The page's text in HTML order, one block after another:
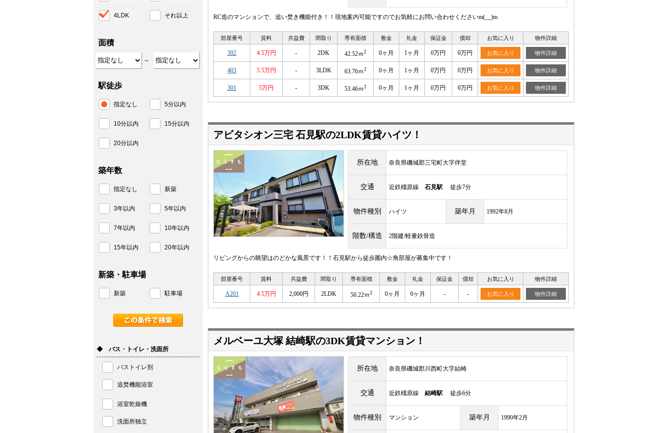
RC造のマンションで、追い焚き機能付き！！現地案内可能ですのでお気軽にお問い合わせくださいm(__)m
部屋番号 賃料 共益費 間取り 専有面積 敷金 礼金 保証金 償却 お気に入り 物件詳細
302 4.5万円 - 2DK 42.52ｍ2 0ヶ月 1ヶ月 0万円 0万円 お気に入り 物件詳細
403 5.5万円 - 3LDK 63.76ｍ2 0ヶ月 1ヶ月 0万円 0万円 お気に入り 物件詳細
301 5万円 - 3DK 53.46ｍ2 0ヶ月 1ヶ月 0万円 0万円 お気に入り 物件詳細
アビタシオン三宅 石見駅の2LDK賃貸ハイツ！
所在地 奈良県磯城郡三宅町大字伴堂
交通 近鉄橿原線 石見駅 徒歩7分
物件種別 ハイツ 築年月 1992年8月
階数/構造 2階建/軽量鉄骨造
リビングからの眺望はのどかな風景です！！石見駅から徒歩圏内☆角部屋が募集中です！
部屋番号 賃料 共益費 間取り 専有面積 敷金 礼金 保証金 償却 お気に入り 物件詳細
A201 4.5万円 2,000円 2LDK 50.22ｍ2 0ヶ月 0ヶ月 - - お気に入り 物件詳細
メルベーユ大塚 結崎駅の3DK賃貸マンション！
所在地 奈良県磯城郡川西町大字結崎
交通 近鉄橿原線 結崎駅 徒歩6分
物件種別 マンション 築年月 1990年2月
4LDK それ以上
面積
～
駅徒歩
指定なし 5分以内
10分以内 15分以内
20分以内
築年数
指定なし 新築
3年以内 5年以内
7年以内 10年以内
15年以内 20年以内
新築・駐車場
新築 駐車場
◆ バス・トイレ・洗面所
バストイレ別
追焚機能浴室
浴室乾燥機
洗面所独立